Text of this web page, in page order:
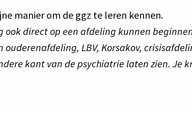
ook direct op een afdeling kunnen
LBV, Korsakov,
kant van de psychiatrie laten zien. Je